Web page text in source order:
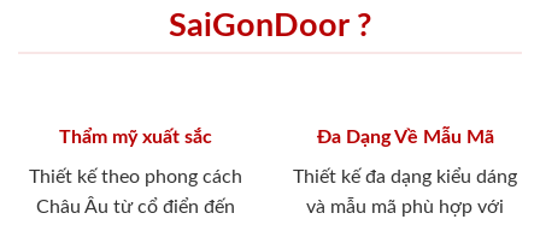
SaiGonDoor ?
Thẩm mỹ xuất sắc
Thiết kế theo phong cách
Châu Âu từ cổ điển đến
Đa Dạng Về Mẫu Mã
Thiết kế đa dạng kiểu dáng
và mẫu mã phù hợp với